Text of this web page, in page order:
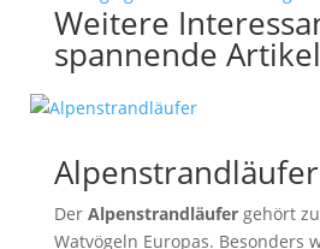
Weitere
spannende Artikel
Alpenstrandläufer
Der Alpenstrandläufergehört
Watvögeln Europas. Besonders